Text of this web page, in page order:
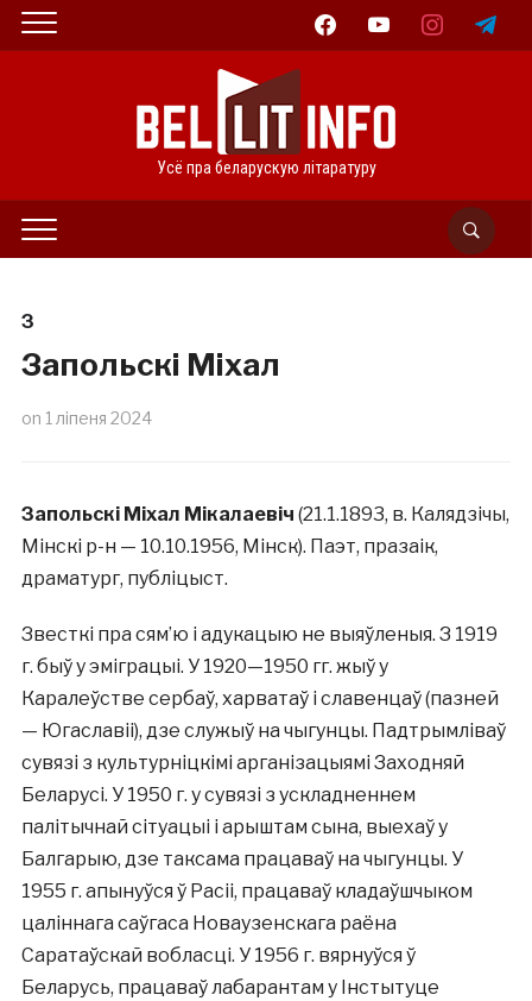
facebookyoutube instagramtelegram
Усё пра беларускую літаратуру
З
Запольскі Міхал
on 1 ліпеня 2024
Запольскі Міхал Мікалаевіч (21.1.1893, в. Калядзічы,
Мінскі р-н — 10.10.1956, Мінск). Паэт, празаік,
драматург, публіцыст.
Звесткі пра сям’ю і адукацыю не выяўленыя. З 1919
г. быў у эміграцыі. У 1920—1950 гг. жыў у
Каралеўстве сербаў, харватаў і славенцаў (пазней
— Югаславіі), дзе служыў на чыгунцы. Падтрымліваў
сувязі з культурніцкімі арганізацыямі Заходняй
Беларусі. У 1950 г. у сувязі з ускладненнем
палітычнай сітуацыі і арыштам сына, выехаў у
Балгарыю, дзе таксама працаваў на чыгунцы. У
1955 г. апынуўся ў Расіі, працаваў кладаўшчыком
цаліннага саўгаса Новаузенскага раёна
Саратаўскай вобласці. У 1956 г. вярнуўся ў
Беларусь, працаваў лабарантам у Інстытуце